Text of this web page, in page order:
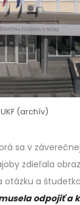
(archív)
sa v
zdieľala
a
odpojiť a